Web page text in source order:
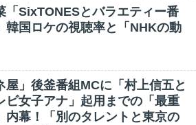
「SixTONESとバラエティー番
韓国ロケの視聴率と「NHKの動
屋」後釜番組MCに「村上信五と
ビ女子アナ」起用までの「最重
内幕！「別のタレントと東京の